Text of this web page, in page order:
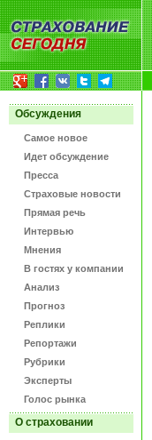
Обсуждения
Самое новое
Идет обсуждение
Пресса
Страховые новости
Прямая речь
Интервью
Мнения
В гостях у компании
Анализ
Прогноз
Реплики
Репортажи
Рубрики
Эксперты
Голос рынка
О страховании